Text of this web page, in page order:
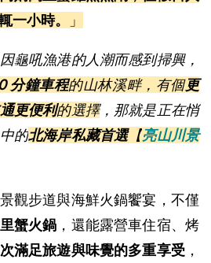
一小時。
」
龜吼漁港的人潮而感到掃興，
分鐘車程的山林溪畔，有個更
更便利的選擇，那就是正在悄
的北海岸私藏首選【亮山川景
觀步道與海鮮火鍋饗宴，不僅
蟹火鍋 ，還能露營車住宿、烤
滿足旅遊與味覺的多重享受 ，